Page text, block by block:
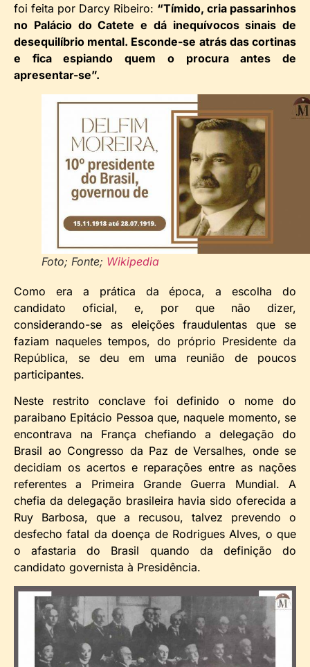
foi feita por Darcy Ribeiro: “Tímido, cria passarinhos
no Palácio do Catete e dá inequívocos sinais de
desequilíbrio mental. Esconde-se atrás das cortinas
e fica espiando quem o procura antes de
apresentar-se”.
Foto; Fonte; Wikipedia
Como era a prática da época, a escolha do
candidato oficial, e, por que não dizer,
considerando-se as eleições fraudulentas que se
faziam naqueles tempos, do próprio Presidente da
República, se deu em uma reunião de poucos
participantes.
Neste restrito conclave foi definido o nome do
paraibano Epitácio Pessoa que, naquele momento, se
encontrava na França chefiando a delegação do
Brasil ao Congresso da Paz de Versalhes, onde se
decidiam os acertos e reparações entre as nações
referentes a Primeira Grande Guerra Mundial. A
chefia da delegação brasileira havia sido oferecida a
Ruy Barbosa, que a recusou, talvez prevendo o
desfecho fatal da doença de Rodrigues Alves, o que
o afastaria do Brasil quando da definição do
candidato governista à Presidência.